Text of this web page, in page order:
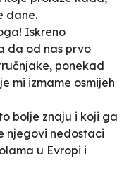
dane.
Iskreno
da od nas prvo
ponekad
mi izmame osmijeh
bolje znaju i koji ga
njegovi nedostaci
u Evropi i